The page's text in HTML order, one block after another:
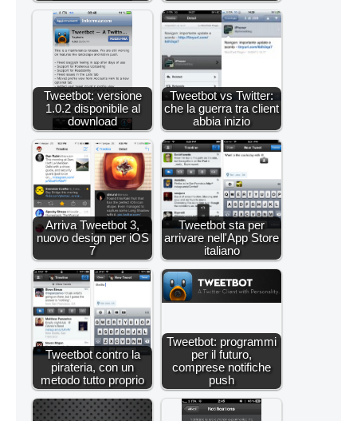
Tweetbot: versione
1.0.2 disponibile al
download
Tweetbot vs Twitter:
che la guerra tra client
abbia inizio
Arriva Tweetbot 3,
nuovo design per iOS
7
Tweetbot sta per
arrivare nell'App Store
italiano
Tweetbot contro la
pirateria, con un
metodo tutto proprio
Tweetbot: programmi
per il futuro,
comprese notifiche
push